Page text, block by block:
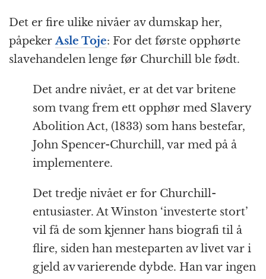
Det er fire ulike nivåer av dumskap her,
påpekerAsle Toje: For det første opphørte
slavehandelen lenge før Churchill ble født.
Det andre nivået, er at det var britene
som tvang frem ett opphør med Slavery
Abolition Act, (1833) som hans bestefar,
John Spencer-Churchill, var med på å
implementere.
Det tredje nivået er for Churchill-
entusiaster. At Winston ‘investerte stort’
vil få de som kjenner hans biografi til å
flire, siden han mesteparten av livet var i
gjeld av varierende dybde. Han var ingen